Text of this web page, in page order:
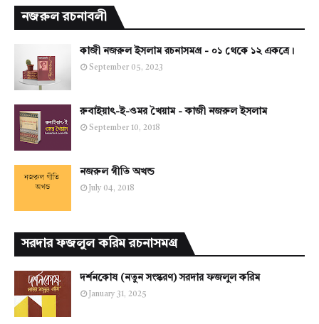
নজরুল রচনাবলী
কাজী নজরুল ইসলাম রচনাসমগ্র - ০১ থেকে ১২ একত্রে।
September 05, 2023
রুবাইয়াৎ-ই-ওমর খৈয়াম - কাজী নজরুল ইসলাম
September 10, 2018
নজরুল গীতি অখন্ড
July 04, 2018
সরদার ফজলুল করিম রচনাসমগ্র
দর্শনকোষ (নতুন সংস্করণ) সরদার ফজলুল করিম
January 31, 2025